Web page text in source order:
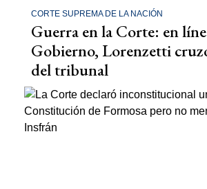
CORTE SUPREMA DE LA NACIÓN
Guerra en la Corte: en
Gobierno, Lorenzetti
del tribunal